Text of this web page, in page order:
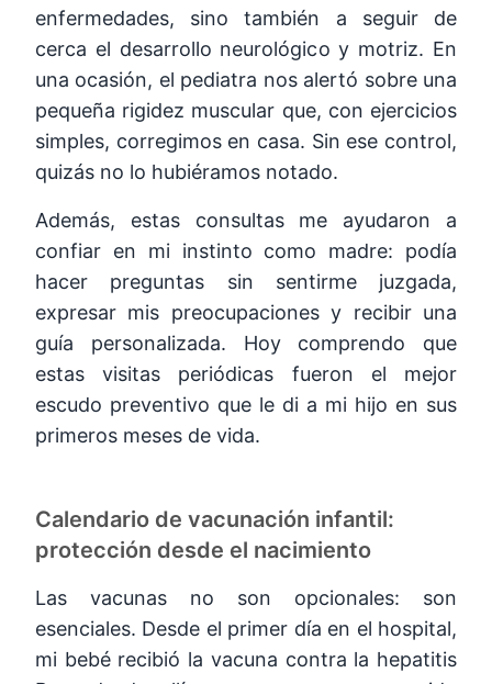
enfermedades, sino también a seguir de
cerca el desarrollo neurológico y motriz. En
una ocasión, el pediatra nos alertó sobre una
pequeña rigidez muscular que, con ejercicios
simples, corregimos en casa. Sin ese control,
quizás no lo hubiéramos notado.
Además, estas consultas me ayudaron a
confiar en mi instinto como madre: podía
hacer preguntas sin sentirme juzgada,
expresar mis preocupaciones y recibir una
guía personalizada. Hoy comprendo que
estas visitas periódicas fueron el mejor
escudo preventivo que le di a mi hijo en sus
primeros meses de vida.
Calendario de vacunación infantil:
protección desde el nacimiento
Las vacunas no son opcionales: son
esenciales. Desde el primer día en el hospital,
mi bebé recibió la vacuna contra la hepatitis